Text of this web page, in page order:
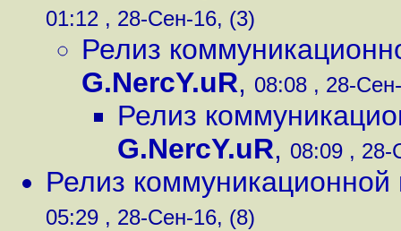
01:12 , 28-Сен-16, (3)
Релиз
G.NercY.uR, 08:08 , 28-
Релиз
G.NercY.uR, 08:09 , 28-
Релиз
05:29 , 28-Сен-16, (8)